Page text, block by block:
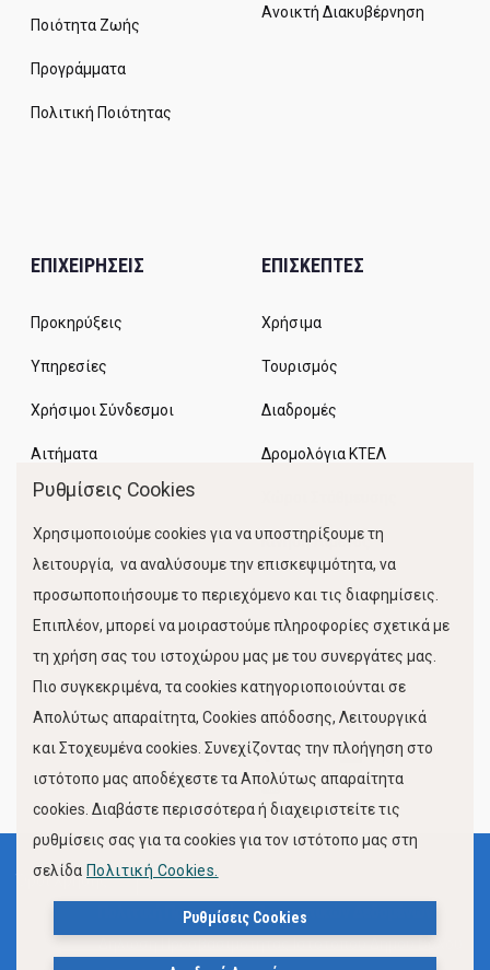
Ποιότητα Ζωής
Προγράμματα
Πολιτική Ποιότητας
Ανοικτή Διακυβέρνηση
ΕΠΙΧΕΙΡΗΣΕΙΣ
Προκηρύξεις
Υπηρεσίες
Χρήσιμοι Σύνδεσμοι
Αιτήματα
ΕΠΙΣΚΕΠΤΕΣ
Χρήσιμα
Τουρισμός
Διαδρομές
Δρομολόγια ΚΤΕΛ
Κίνηση Λιμένος
FOLLOW US
Όροι Χρήσης
Πολιτική Προστασίας Προσωπικών Δεδομένων
Ρυθμίσεις Cookies
Χρησιμοποιούμε cookies για να υποστηρίξουμε τη
λειτουργία, να αναλύσουμε την επισκεψιμότητα, να
προσωποποιήσουμε το περιεχόμενο και τις διαφημίσεις.
Επιπλέον, μπορεί να μοιραστούμε πληροφορίες σχετικά με
τη χρήση σας του ιστοχώρου μας με του συνεργάτες μας.
Πιο συγκεκριμένα, τα cookies κατηγοριοποιούνται σε
Απολύτως απαραίτητα, Cookies απόδοσης, Λειτουργικά
και Στοχευμένα cookies. Συνεχίζοντας την πλοήγηση στο
ιστότοπο μας αποδέχεστε τα Απολύτως απαραίτητα
cookies. Διαβάστε περισσότερα ή διαχειριστείτε τις
ρυθμίσεις σας για τα cookies για τον ιστότοπο μας στη
σελίδα Πολιτική Cookies.
Ρυθμίσεις Cookies